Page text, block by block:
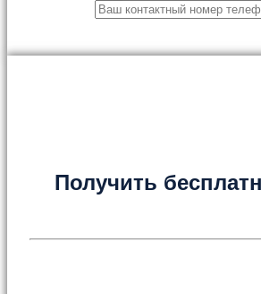
Получить